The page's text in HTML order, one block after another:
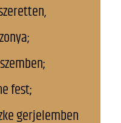
fest;
gerjelemben